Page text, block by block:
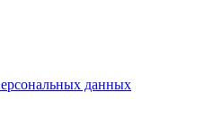
данных